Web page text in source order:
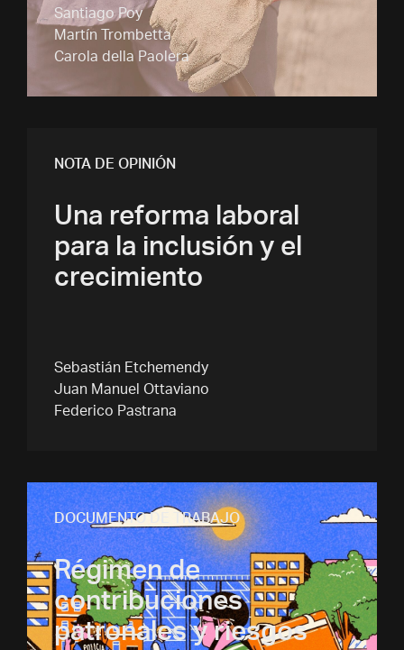
Santiago Poy
Martín Trombetta
Carola della Paolera
NOTA DE OPINIÓN
Una reforma laboral
para la inclusión y el
crecimiento
Sebastián Etchemendy
Juan Manuel Ottaviano
Federico Pastrana
DOCUMENTO DE TRABAJO
Régimen de
contribuciones
patronales y riesgos